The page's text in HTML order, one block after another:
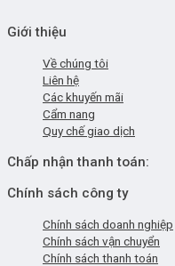
Giới thiệu
Về chúng tôi
Liên hệ
Các khuyến mãi
Cẩm nang
Quy chế giao dịch
Chấp nhận thanh toán:
Chính sách công ty
Chính sách doanh nghiệp
Chính sách vận chuyển
Chính sách thanh toán